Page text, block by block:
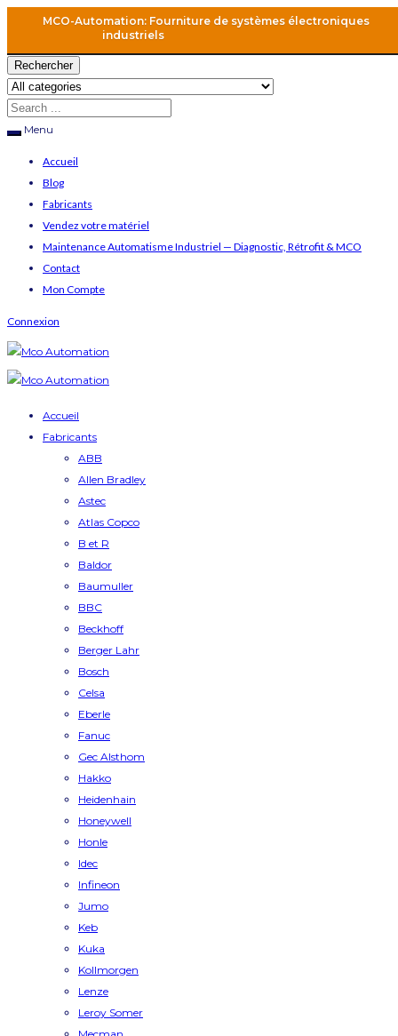
MCO-Automation: Fourniture de systèmes électroniques
industriels
Rechercher
Menu
Accueil
Blog
Fabricants
Vendez votre matériel
Maintenance Automatisme Industriel — Diagnostic, Rétrofit & MCO
Contact
Mon Compte
Connexion
Accueil
Fabricants
ABB
Allen Bradley
Astec
Atlas Copco
B et R
Baldor
Baumuller
BBC
Beckhoff
Berger Lahr
Bosch
Celsa
Eberle
Fanuc
Gec Alsthom
Hakko
Heidenhain
Honeywell
Honle
Idec
Infineon
Jumo
Keb
Kuka
Kollmorgen
Lenze
Leroy Somer